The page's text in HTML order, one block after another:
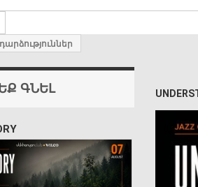
ԳՆԵԼ